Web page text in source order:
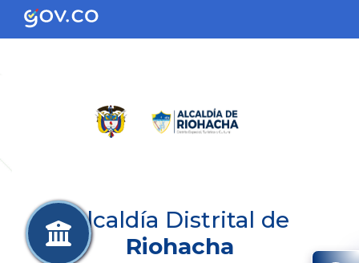
Alcaldía Distrital de
Riohacha